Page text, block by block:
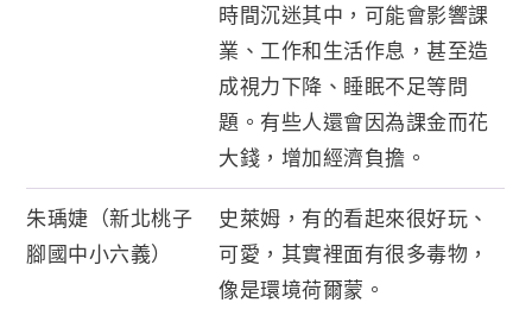
時間沉迷其中，可能會影響課
業、工作和生活作息，甚至造
成視力下降、睡眠不足等問
題。有些人還會因為課金而花
大錢，增加經濟負擔。
朱瑀婕（新北桃子
腳國中小六義）
史萊姆，有的看起來很好玩、
可愛，其實裡面有很多毒物，
像是環境荷爾蒙。